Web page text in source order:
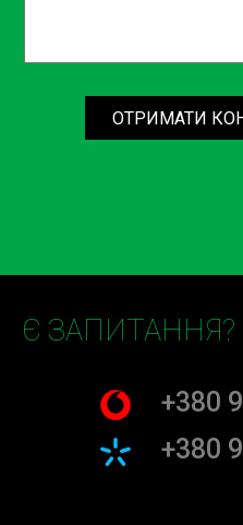
ОТРИМАТИ
Є ЗАПИТАННЯ?
+380
+380